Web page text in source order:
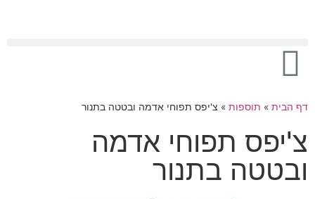
דף הבית » תוספות » צ'יפס תפוחי אדמה ובטטה בתנור
צ'יפס תפוחי אדמה
ובטטה בתנור